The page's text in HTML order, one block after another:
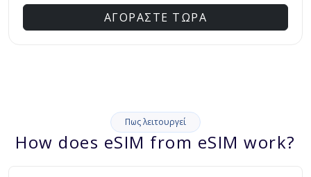
ΑΓΟΡΑΣΤΕ ΤΩΡΑ
Πως λειτουργεί
How does eSIM from eSIM work?